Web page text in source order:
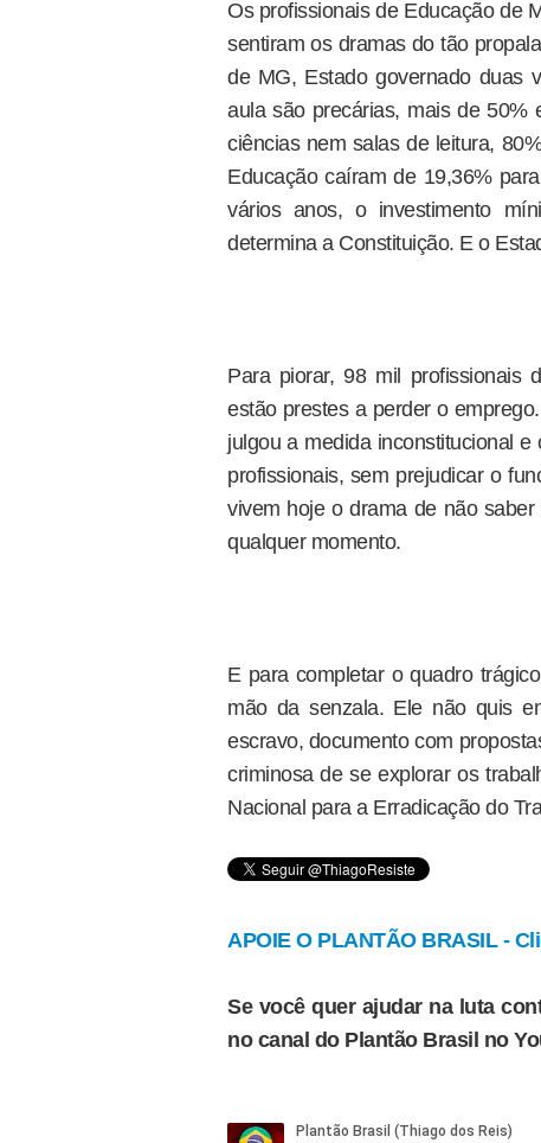
Os profissionais de Educação de
sentiram os dramas do tão
de MG, Estado governado duas
aula são precárias, mais de 50%
ciências nem salas de leitura,
Educação caíram de 19,36%
vários anos, o investimento
determina a Constituição. E o
Para piorar, 98 mil profissionais
estão prestes a perder o
julgou a medida inconstitucional
profissionais, sem prejudicar o
vivem hoje o drama de não
qualquer momento.
E para completar o quadro
mão da senzala. Ele não quis
escravo, documento com
criminosa de se explorar os
Nacional para a Erradicação do
APOIE O PLANTÃO BRASIL -
Se você quer ajudar na luta
no canal do Plantão Brasil no